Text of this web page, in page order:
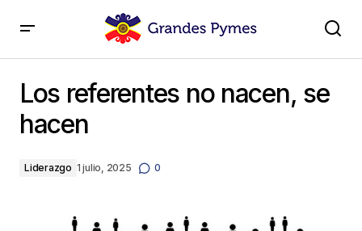
Los referentes no nacen, se
hacen
Liderazgo 1 julio, 2025 0